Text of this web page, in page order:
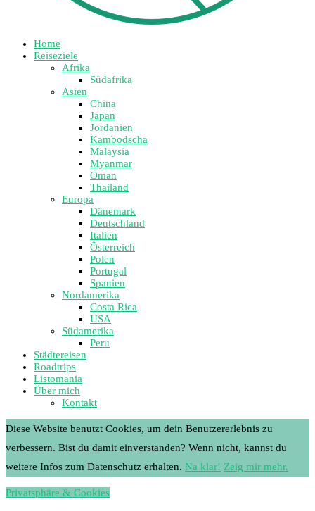
Home
Reiseziele
Afrika
Südafrika
Asien
China
Japan
Jordanien
Kambodscha
Malaysia
Myanmar
Oman
Thailand
Europa
Dänemark
Deutschland
Italien
Österreich
Polen
Portugal
Spanien
Nordamerika
Costa Rica
USA
Südamerika
Peru
Städtereisen
Roadtrips
Listomania
Über mich
Kontakt
Diese Website benutzt Cookies, um dein Benutzererlebnis zu
verbessern. Bist du damit einverstanden? Wenn nicht, kannst du
weitere Infos zum Datenschutz erhalten. Na klar! Zeig mir mehr.
Privatsphäre & Cookies